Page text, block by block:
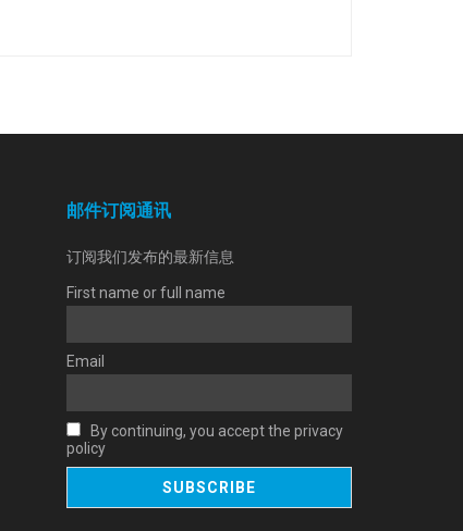
邮件订阅通讯
订阅我们发布的最新信息
First name or full name
Email
By continuing, you accept the privacy
policy